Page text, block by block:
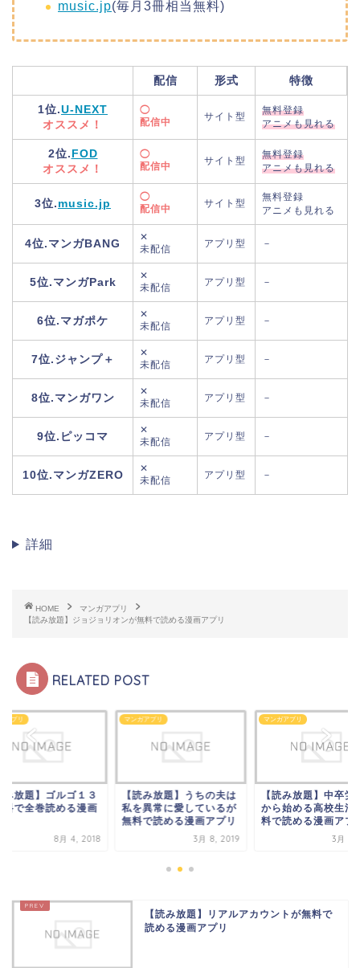
music.jp(毎月3冊相当無料)
配信 形式 特徴
1位.U-NEXT
オススメ！
◯
配信中
サイト型
無料登録
アニメも見れる
2位.FOD
オススメ！
◯
配信中
サイト型
無料登録
アニメも見れる
3位.music.jp
◯
配信中
サイト型
無料登録
アニメも見れる
4位.マンガBANG
✕
未配信
アプリ型 －
5位.マンガPark
✕
未配信
アプリ型 －
6位.マガポケ
✕
未配信
アプリ型 －
7位.ジャンプ＋
✕
未配信
アプリ型 －
8位.マンガワン
✕
未配信
アプリ型 －
9位.ピッコマ
✕
未配信
アプリ型 －
10位.マンガZERO
✕
未配信
アプリ型 －
詳細
HOME
マンガアプリ
【読み放題】ジョジョリオンが無料で読める漫画アプリ
RELATED POST
アプリ
み放題】ゴルゴ１３
料で全巻読める漫画
8月 4, 2018
マンガアプリ
【読み放題】うちの夫は
私を異常に愛しているが
無料で読める漫画アプリ
3月 8, 2019
マンガアプリ
【読み放題】中卒労
から始める高校生活
料で読める漫画アプ
3月 2,
【読み放題】リアルアカウントが無料で
読める漫画アプリ